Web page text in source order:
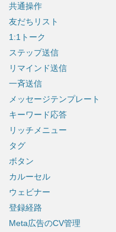
共通操作
友だちリスト
1:1トーク
ステップ送信
リマインド送信
一斉送信
メッセージテンプレート
キーワード応答
リッチメニュー
タグ
ボタン
カルーセル
ウェビナー
登録経路
Meta広告のCV管理